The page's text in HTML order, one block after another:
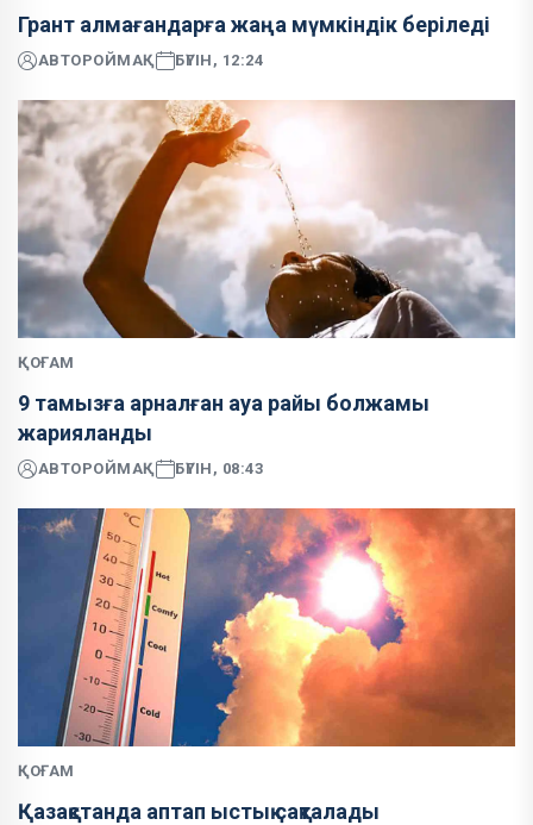
Грант алмағандарға жаңа мүмкіндік беріледі
АВТОРОЙМАҚ БҮГІН, 12:24
ҚОҒАМ
9 тамызға арналған ауа райы болжамы
жарияланды
АВТОРОЙМАҚ БҮГІН, 08:43
ҚОҒАМ
Қазақстанда аптап ыстық сақталады